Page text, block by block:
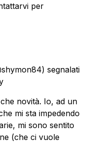
per
segnalati
novità. Io, ad un
mi sta impedendo
mi sono sentito
(che ci vuole